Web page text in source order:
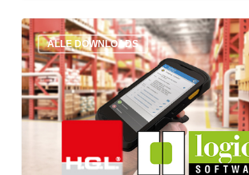
Der
Connect-
Transport
Scanner:
In
ALLE DOWNLOADS